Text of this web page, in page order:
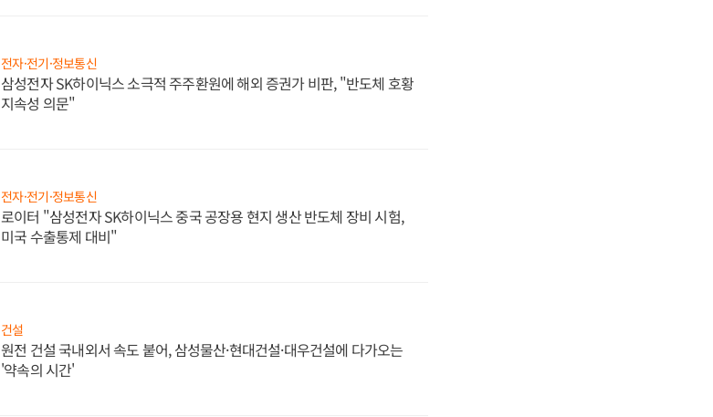
전자·전기·정보통신
삼성전자 SK하이닉스 소극적 주주환원에 해외 증권가 비판, "반도체 호황
지속성 의문"
전자·전기·정보통신
로이터 "삼성전자 SK하이닉스 중국 공장용 현지 생산 반도체 장비 시험,
미국 수출통제 대비"
건설
원전 건설 국내외서 속도 붙어, 삼성물산·현대건설·대우건설에 다가오는
'약속의 시간'